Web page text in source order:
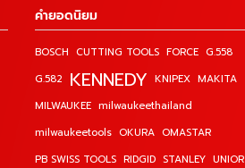
คำยอดนิยม
BOSCH CUTTING TOOLS FORCE G.558
G.582 KENNEDY KNIPEX MAKITA
MILWAUKEE milwaukeethailand
milwaukeetools OKURA OMASTAR
PB SWISS TOOLS RIDGID STANLEY UNIOR